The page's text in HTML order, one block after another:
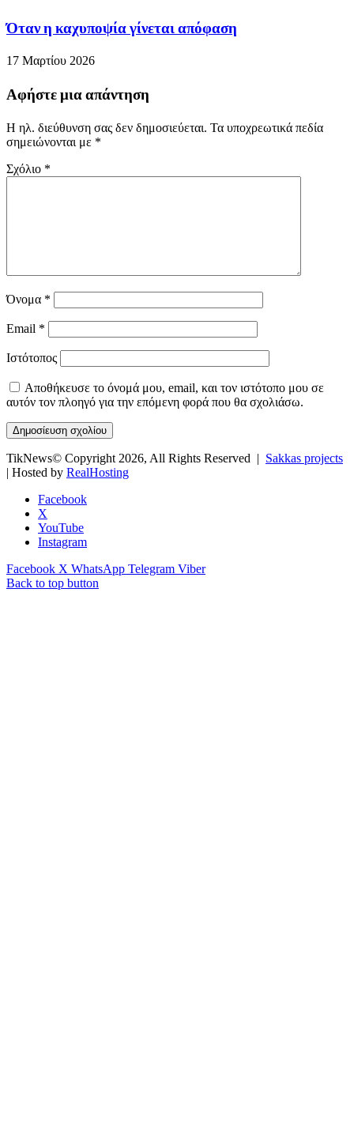
Όταν η καχυποψία γίνεται απόφαση
17 Μαρτίου 2026
Αφήστε μια απάντηση
Η ηλ. διεύθυνση σας δεν δημοσιεύεται. Τα υποχρεωτικά πεδία
σημειώνονται με *
Σχόλιο *
Όνομα *
Email *
Ιστότοπος
Αποθήκευσε το όνομά μου, email, και τον ιστότοπο μου σε
αυτόν τον πλοηγό για την επόμενη φορά που θα σχολιάσω.
TikNews© Copyright 2026, All Rights Reserved | Sakkas projects
| Hosted by RealHosting
Facebook
X
YouTube
Instagram
Facebook X WhatsApp Telegram Viber
Back to top button